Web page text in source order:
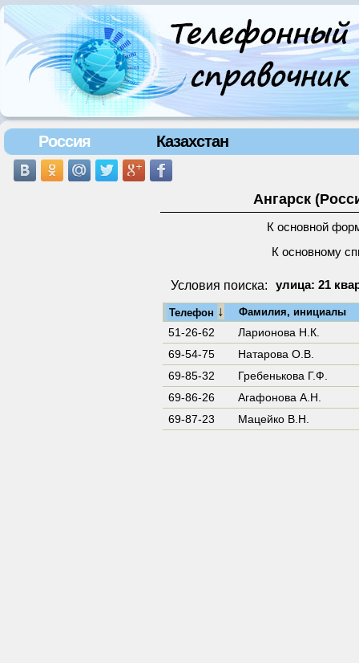
Россия Казахстан
Ангарск
К основной
К основному
Условия поиска: улица: 21
Телефон ↓ Фамилия, инициалы
51-26-62
Ларионова Н.К.
69-54-75
Натарова О.В.
69-85-32
Гребенькова Г.Ф.
69-86-26
Агафонова А.Н.
69-87-23
Мацейко В.Н.